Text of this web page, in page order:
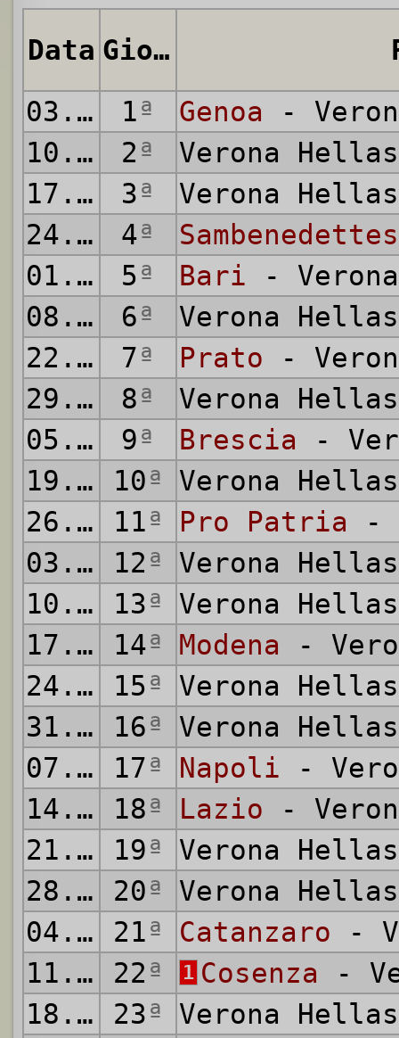
Data Giornata
03.09.1961
1ª Genoa -
10.09.1961
2ª
Verona
17.09.1961
3ª
Verona
24.09.1961
4ª
01.10.1961
5ª Bari -
08.10.1961
6ª
Verona
22.10.1961
7ª Prato -
29.10.1961
8ª
Verona
05.11.1961
9ª Brescia -
19.11.1961
10ª
Verona
26.11.1961
11ª Pro Patria -
03.12.1961
12ª
Verona
10.12.1961
13ª
Verona
17.12.1961
14ª Modena -
24.12.1961
15ª
Verona
31.12.1961
16ª
Verona
07.01.1962
17ª Napoli -
14.01.1962
18ª Lazio -
21.01.1962
19ª
Verona
28.01.1962
20ª
Verona
04.02.1962
21ª Catanzaro -
11.02.1962
22ª 1 Cosenza -
18.02.1962
23ª
Verona